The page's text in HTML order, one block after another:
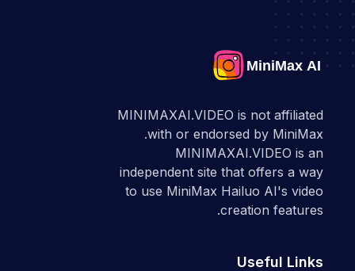
MINIMAXAI.VIDEO is not affiliated
with or endorsed by MiniMax.
MINIMAXAI.VIDEO is an
independent site that offers a way
to use MiniMax Hailuo AI's video
creation features.
Useful Links